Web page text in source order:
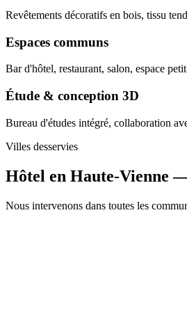
Revêtements décoratifs en bois, tissu
Espaces communs
Bar d'hôtel, restaurant, salon, espace
Étude & conception 3D
Bureau d'études intégré, collaboration
Villes desservies
Hôtel en Haute-Vienne
Nous intervenons dans toutes les